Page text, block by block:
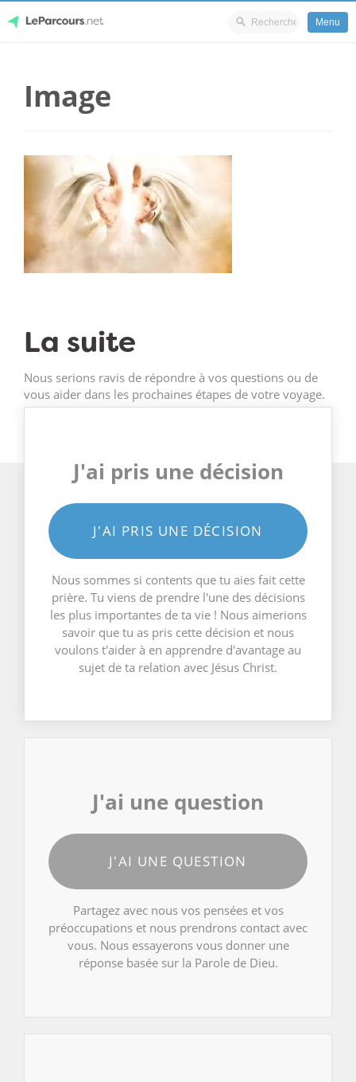
content
Menu
Image
La suite
Nous serions ravis de répondre à vos questions ou de
vous aider dans les prochaines étapes de votre voyage.
J'ai pris une décision
J'AI PRIS UNE DÉCISION
Nous sommes si contents que tu aies fait cette
prière. Tu viens de prendre l'une des décisions
les plus importantes de ta vie ! Nous aimerions
savoir que tu as pris cette décision et nous
voulons t'aider à en apprendre d'avantage au
sujet de ta relation avec Jésus Christ.
J'ai une question
J'AI UNE QUESTION
Partagez avec nous vos pensées et vos
préoccupations et nous prendrons contact avec
vous. Nous essayerons vous donner une
réponse basée sur la Parole de Dieu.